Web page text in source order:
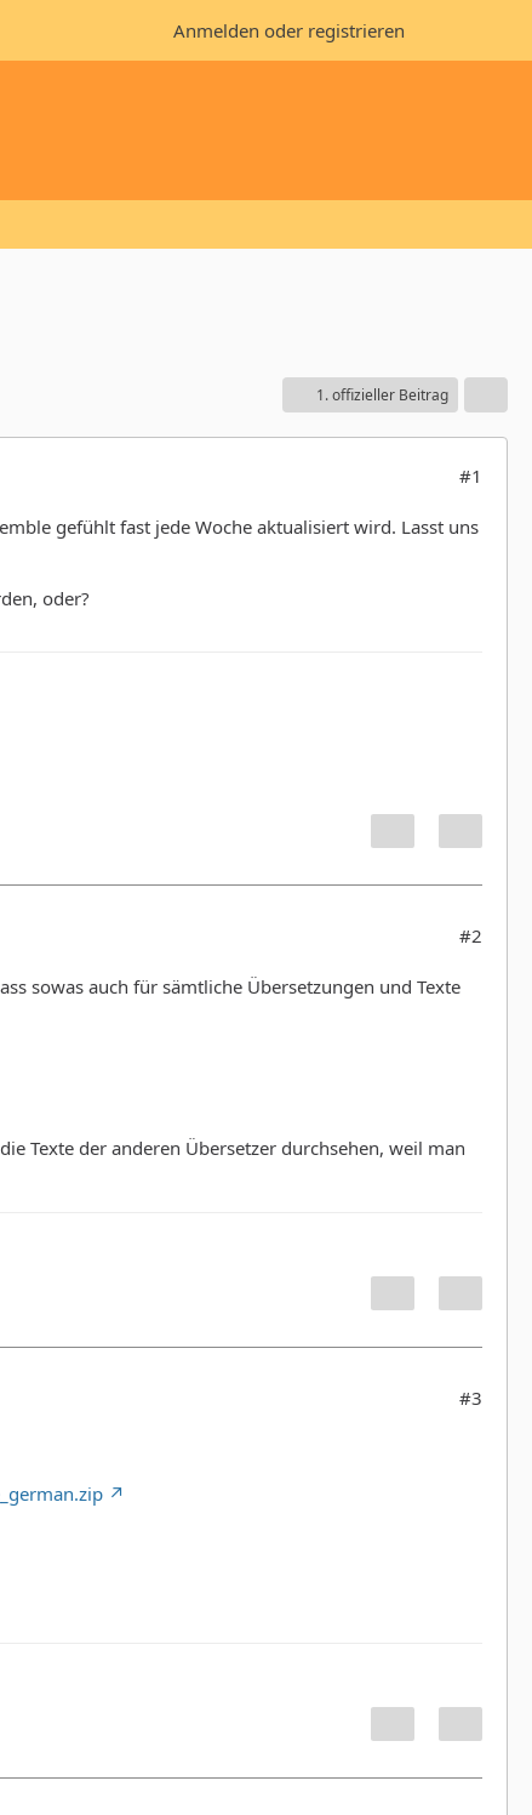
Anmelden oder registrieren
1. offizieller Beitrag
#1
gefühlt fast jede Woche aktualisiert wird. Lasst uns
oder?
#2
sowas auch für sämtliche Übersetzungen und Texte
Texte der anderen Übersetzer durchsehen, weil man
#3